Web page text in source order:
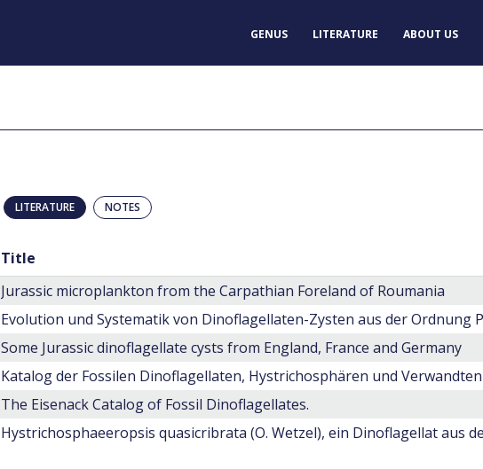
GENUS LITERATURE ABOUT US
LITERATURE NOTES
Title
Jurassic microplankton from the Carpathian Foreland of Roumania
Some Jurassic dinoflagellate cysts from England, France and Germany
The Eisenack Catalog of Fossil Dinoflagellates.